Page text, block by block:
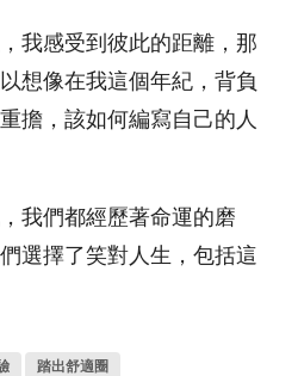
我感受到彼此的距離，那
想像在我這個年紀，背負
擔，該如何編寫自己的人
我們都經歷著命運的磨
選擇了笑對人生，包括這
踏出舒適圈